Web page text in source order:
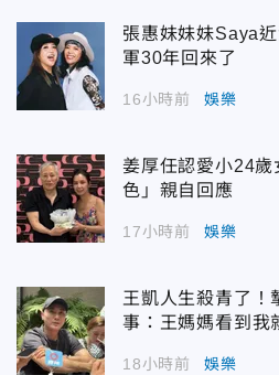
張惠妹妹妹Saya
軍30年回來了
16小時前 娛樂
姜厚任認愛小24歲
色」親自回應
17小時前 娛樂
王凱人生殺青了！
事：王媽媽看到我
18小時前 娛樂